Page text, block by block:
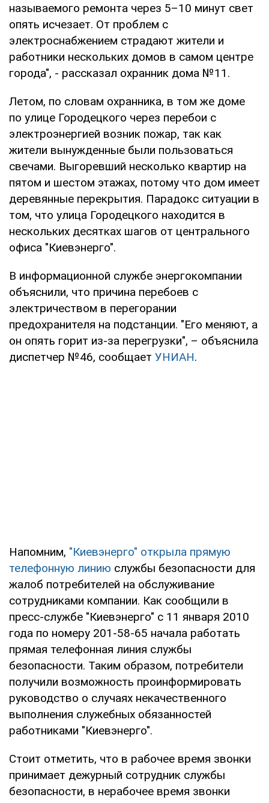
называемого ремонта через 5–10 минут свет
опять исчезает. От проблем с
электроснабжением страдают жители и
работники нескольких домов в самом центре
города", - рассказал охранник дома №11.
Летом, по словам охранника, в том же доме
по улице Городецкого через перебои с
электроэнергией возник пожар, так как
жители вынужденные были пользоваться
свечами. Выгоревший несколько квартир на
пятом и шестом этажах, потому что дом имеет
деревянные перекрытия. Парадокс ситуации в
том, что улица Городецкого находится в
нескольких десятках шагов от центрального
офиса "Киевэнерго".
В информационной службе энергокомпании
объяснили, что причина перебоев с
электричеством в перегорании
предохранителя на подстанции. "Его меняют, а
он опять горит из-за перегрузки", – объяснила
диспетчер №46, сообщает УНИАН.
Напомним, "Киевэнерго" открыла прямую
телефонную линию службы безопасности для
жалоб потребителей на обслуживание
сотрудниками компании. Как сообщили в
пресс-службе "Киевэнерго" с 11 января 2010
года по номеру 201-58-65 начала работать
прямая телефонная линия службы
безопасности. Таким образом, потребители
получили возможность проинформировать
руководство о случаях некачественного
выполнения служебных обязанностей
работниками "Киевэнерго".
Стоит отметить, что в рабочее время звонки
принимает дежурный сотрудник службы
безопасности, в нерабочее время звонки